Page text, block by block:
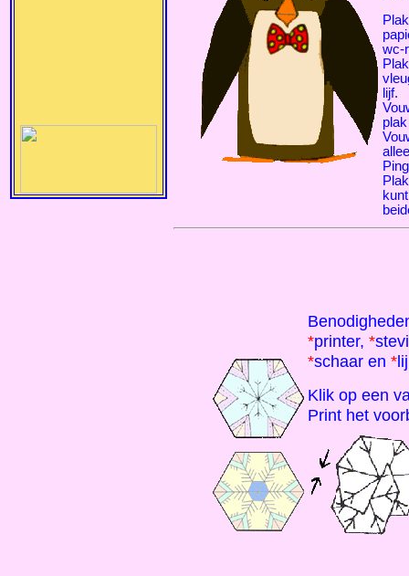
wc-
lijf.
*printer, *
*schaar en *
Klik op een
Print het